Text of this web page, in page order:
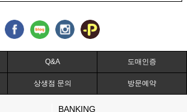
Q&A 도매인증
상생점 문의 방문예약
BANKING